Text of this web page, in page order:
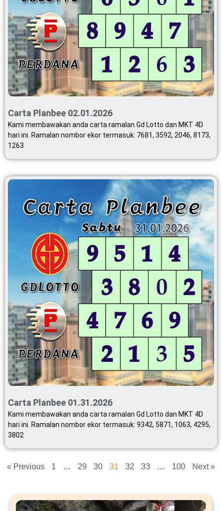
Carta Planbee 02.01.2026
Kami membawakan anda carta ramalan Gd Lotto dan MKT 4D
hari ini. Ramalan nombor ekor termasuk: 7681, 3592, 2046, 8173,
1263
Carta Planbee 01.31.2026
Kami membawakan anda carta ramalan Gd Lotto dan MKT 4D
hari ini. Ramalan nombor ekor termasuk: 9342, 5871, 1063, 4295,
3802
« Previous 1 … 29 30 31 32 33 … 100 Next »